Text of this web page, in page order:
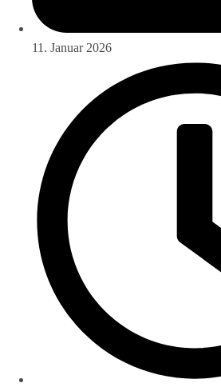
11. Januar 2026